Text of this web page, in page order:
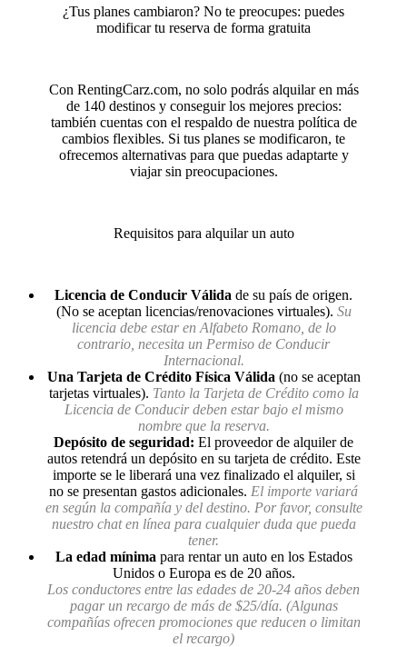
¿Tus planes cambiaron? No te preocupes: puedes
modificar tu reserva de forma gratuita
Con RentingCarz.com, no solo podrás alquilar en más
de 140 destinos y conseguir los mejores precios:
también cuentas con el respaldo de nuestra política de
cambios flexibles. Si tus planes se modificaron, te
ofrecemos alternativas para que puedas adaptarte y
viajar sin preocupaciones.
Requisitos para alquilar un auto
Licencia de Conducir Válida de su país de origen.
(No se aceptan licencias/renovaciones virtuales). Su
licencia debe estar en Alfabeto Romano, de lo
contrario, necesita un Permiso de Conducir
Internacional.
Una Tarjeta de Crédito Física Válida (no se aceptan
tarjetas virtuales). Tanto la Tarjeta de Crédito como la
Licencia de Conducir deben estar bajo el mismo
nombre que la reserva.
Depósito de seguridad: El proveedor de alquiler de
autos retendrá un depósito en su tarjeta de crédito. Este
importe se le liberará una vez finalizado el alquiler, si
no se presentan gastos adicionales. El importe variará
en según la compañía y del destino. Por favor, consulte
nuestro chat en línea para cualquier duda que pueda
tener.
La edad mínima para rentar un auto en los Estados
Unidos o Europa es de 20 años.
Los conductores entre las edades de 20-24 años deben
pagar un recargo de más de $25/día. (Algunas
compañías ofrecen promociones que reducen o limitan
el recargo)